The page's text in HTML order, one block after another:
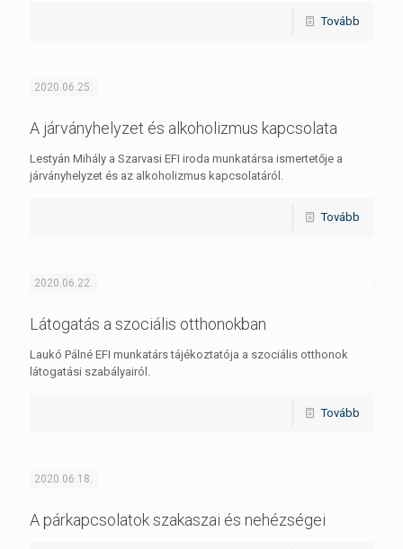
Tovább
2020.06.25.
A járványhelyzet és alkoholizmus kapcsolata
Lestyán Mihály a Szarvasi EFI iroda munkatársa ismertetője a
járványhelyzet és az alkoholizmus kapcsolatáról.
Tovább
2020.06.22.
Látogatás a szociális otthonokban
Laukó Pálné EFI munkatárs tájékoztatója a szociális otthonok
látogatási szabályairól.
Tovább
2020.06.18.
A párkapcsolatok szakaszai és nehézségei